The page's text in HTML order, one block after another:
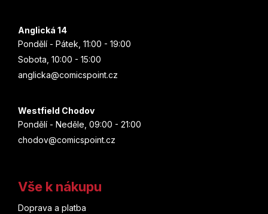
Anglická 14
Pondělí - Pátek, 11:00 - 19:00
Sobota, 10:00 - 15:00
anglicka@comicspoint.cz
Westfield Chodov
Pondělí - Neděle, 09:00 - 21:00
chodov@comicspoint.cz
Vše k nákupu
Doprava a platba